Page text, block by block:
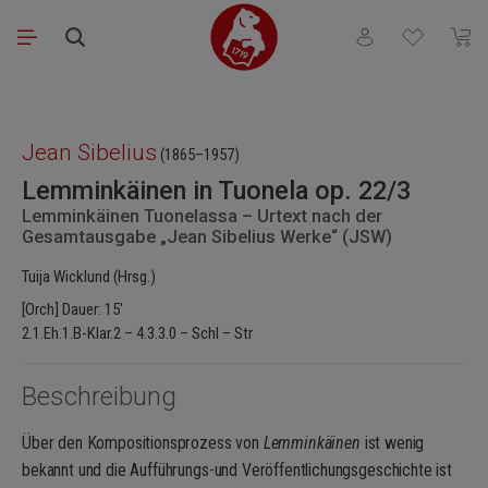
Zum Hauptinhalt springen
Du hast 0
Jean Sibelius (1865–1957)
Lemminkäinen in Tuonela op. 22/3
Lemminkäinen Tuonelassa – Urtext nach der
Gesamtausgabe „Jean Sibelius Werke“ (JSW)
Tuija Wicklund (Hrsg.)
[Orch] Dauer: 15'
2.1.Eh.1.B-Klar.2 – 4.3.3.0 – Schl – Str
Beschreibung
Über den Kompositionsprozess von Lemminkäinen ist wenig
bekannt und die Aufführungs-und Veröffentlichungsgeschichte ist